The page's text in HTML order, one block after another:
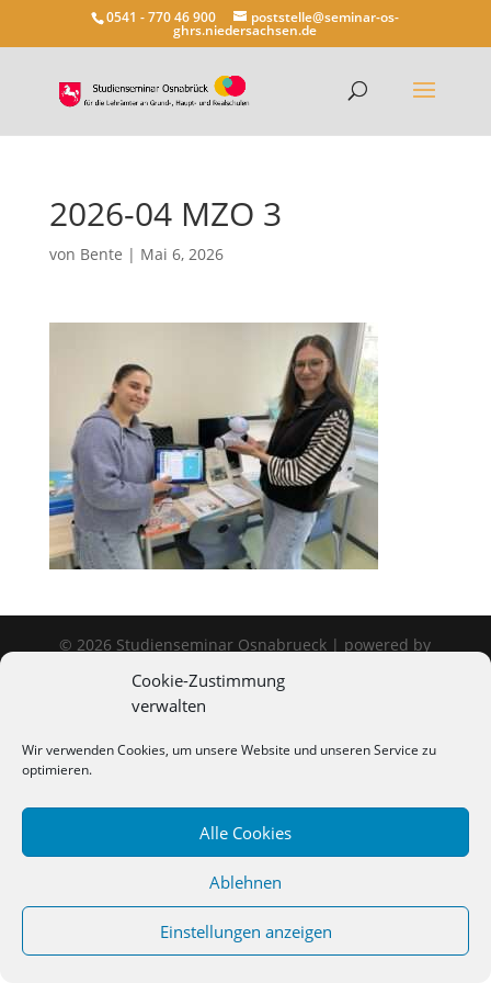
Cookie-Zustimmung
verwalten
Wir verwenden Cookies, um unsere Website und unseren Service zu
optimieren.
Alle Cookies
Ablehnen
Einstellungen anzeigen
0541 - 770 46 900 poststelle@seminar-os-
ghrs.niedersachsen.de
2026-04 MZO 3
von Bente | Mai 6, 2026
© 2026 Studienseminar Osnabrueck | powered by
wordpress